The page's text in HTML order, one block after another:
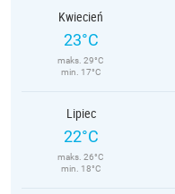
Kwiecień
23°C
maks. 29°C
min. 17°C
Lipiec
22°C
maks. 26°C
min. 18°C